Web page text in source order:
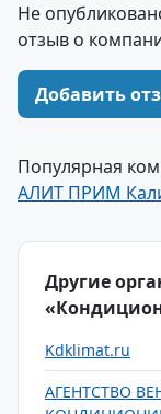
Не
отзыв о
Добавить
Популярная
АЛИТ ПРИМ
Другие
Kdklimat.ru
АГЕНТСТВО